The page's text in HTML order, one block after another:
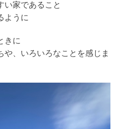
い家であること
ように
きに
や、いろいろなことを感じま